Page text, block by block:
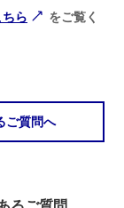
ちら
をご覧く
ご質問へ